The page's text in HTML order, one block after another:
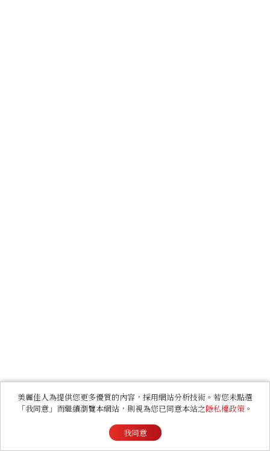
美麗佳人為提供您更多優質的內容，採用網站分析技術。若您未點選
「我同意」而繼續瀏覽本網站，則視為您已同意本站之隱私權政策 。
我同意